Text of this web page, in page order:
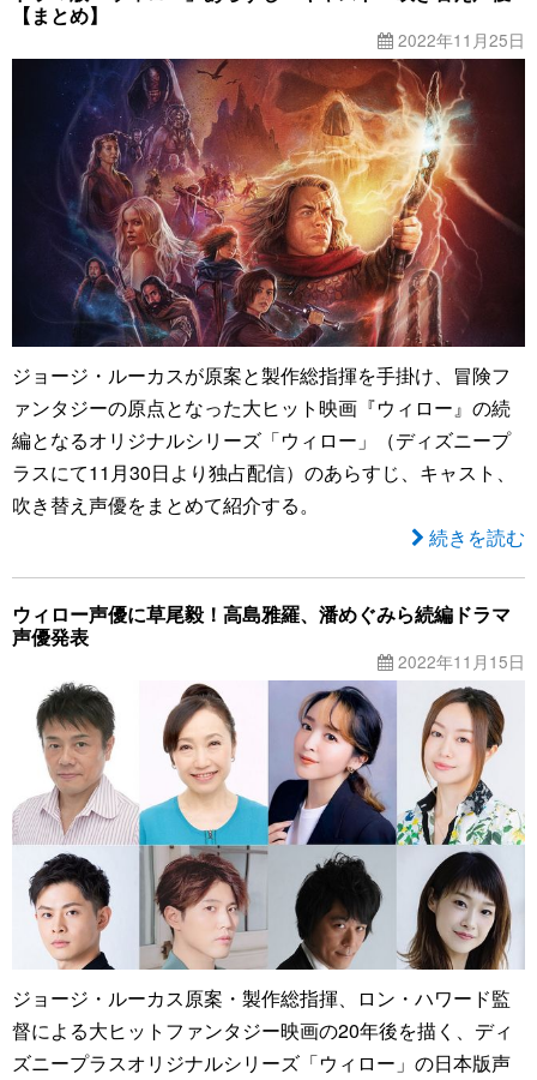
【まとめ】
2022年11月25日
ジョージ・ルーカスが原案と製作総指揮を手掛け、冒険フ
ァンタジーの原点となった大ヒット映画『ウィロー』の続
編となるオリジナルシリーズ「ウィロー」（ディズニープ
ラスにて11月30日より独占配信）のあらすじ、キャスト、
吹き替え声優をまとめて紹介する。
続きを読む
ウィロー声優に草尾毅！高島雅羅、潘めぐみら続編ドラマ
声優発表
2022年11月15日
ジョージ・ルーカス原案・製作総指揮、ロン・ハワード監
督による大ヒットファンタジー映画の20年後を描く、ディ
ズニープラスオリジナルシリーズ「ウィロー」の日本版声